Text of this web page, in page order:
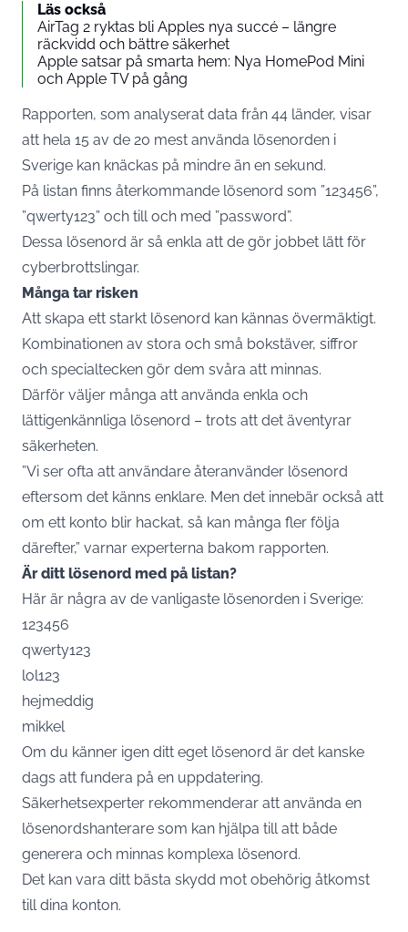
Läs också
AirTag 2 ryktas bli Apples nya succé – längre
räckvidd och bättre säkerhet
Apple satsar på smarta hem: Nya HomePod Mini
och Apple TV på gång
Rapporten, som analyserat data från 44 länder, visar
att hela 15 av de 20 mest använda lösenorden i
Sverige kan knäckas på mindre än en sekund.
På listan finns återkommande lösenord som ”123456”,
”qwerty123” och till och med ”password”.
Dessa lösenord är så enkla att de gör jobbet lätt för
cyberbrottslingar.
Många tar risken
Att skapa ett starkt lösenord kan kännas övermäktigt.
Kombinationen av stora och små bokstäver, siffror
och specialtecken gör dem svåra att minnas.
Därför väljer många att använda enkla och
lättigenkännliga lösenord – trots att det äventyrar
säkerheten.
”Vi ser ofta att användare återanvänder lösenord
eftersom det känns enklare. Men det innebär också att
om ett konto blir hackat, så kan många fler följa
därefter,” varnar experterna bakom rapporten.
Är ditt lösenord med på listan?
Här är några av de vanligaste lösenorden i Sverige:
123456
qwerty123
lol123
hejmeddig
mikkel
Om du känner igen ditt eget lösenord är det kanske
dags att fundera på en uppdatering.
Säkerhetsexperter rekommenderar att använda en
lösenordshanterare som kan hjälpa till att både
generera och minnas komplexa lösenord.
Det kan vara ditt bästa skydd mot obehörig åtkomst
till dina konton.